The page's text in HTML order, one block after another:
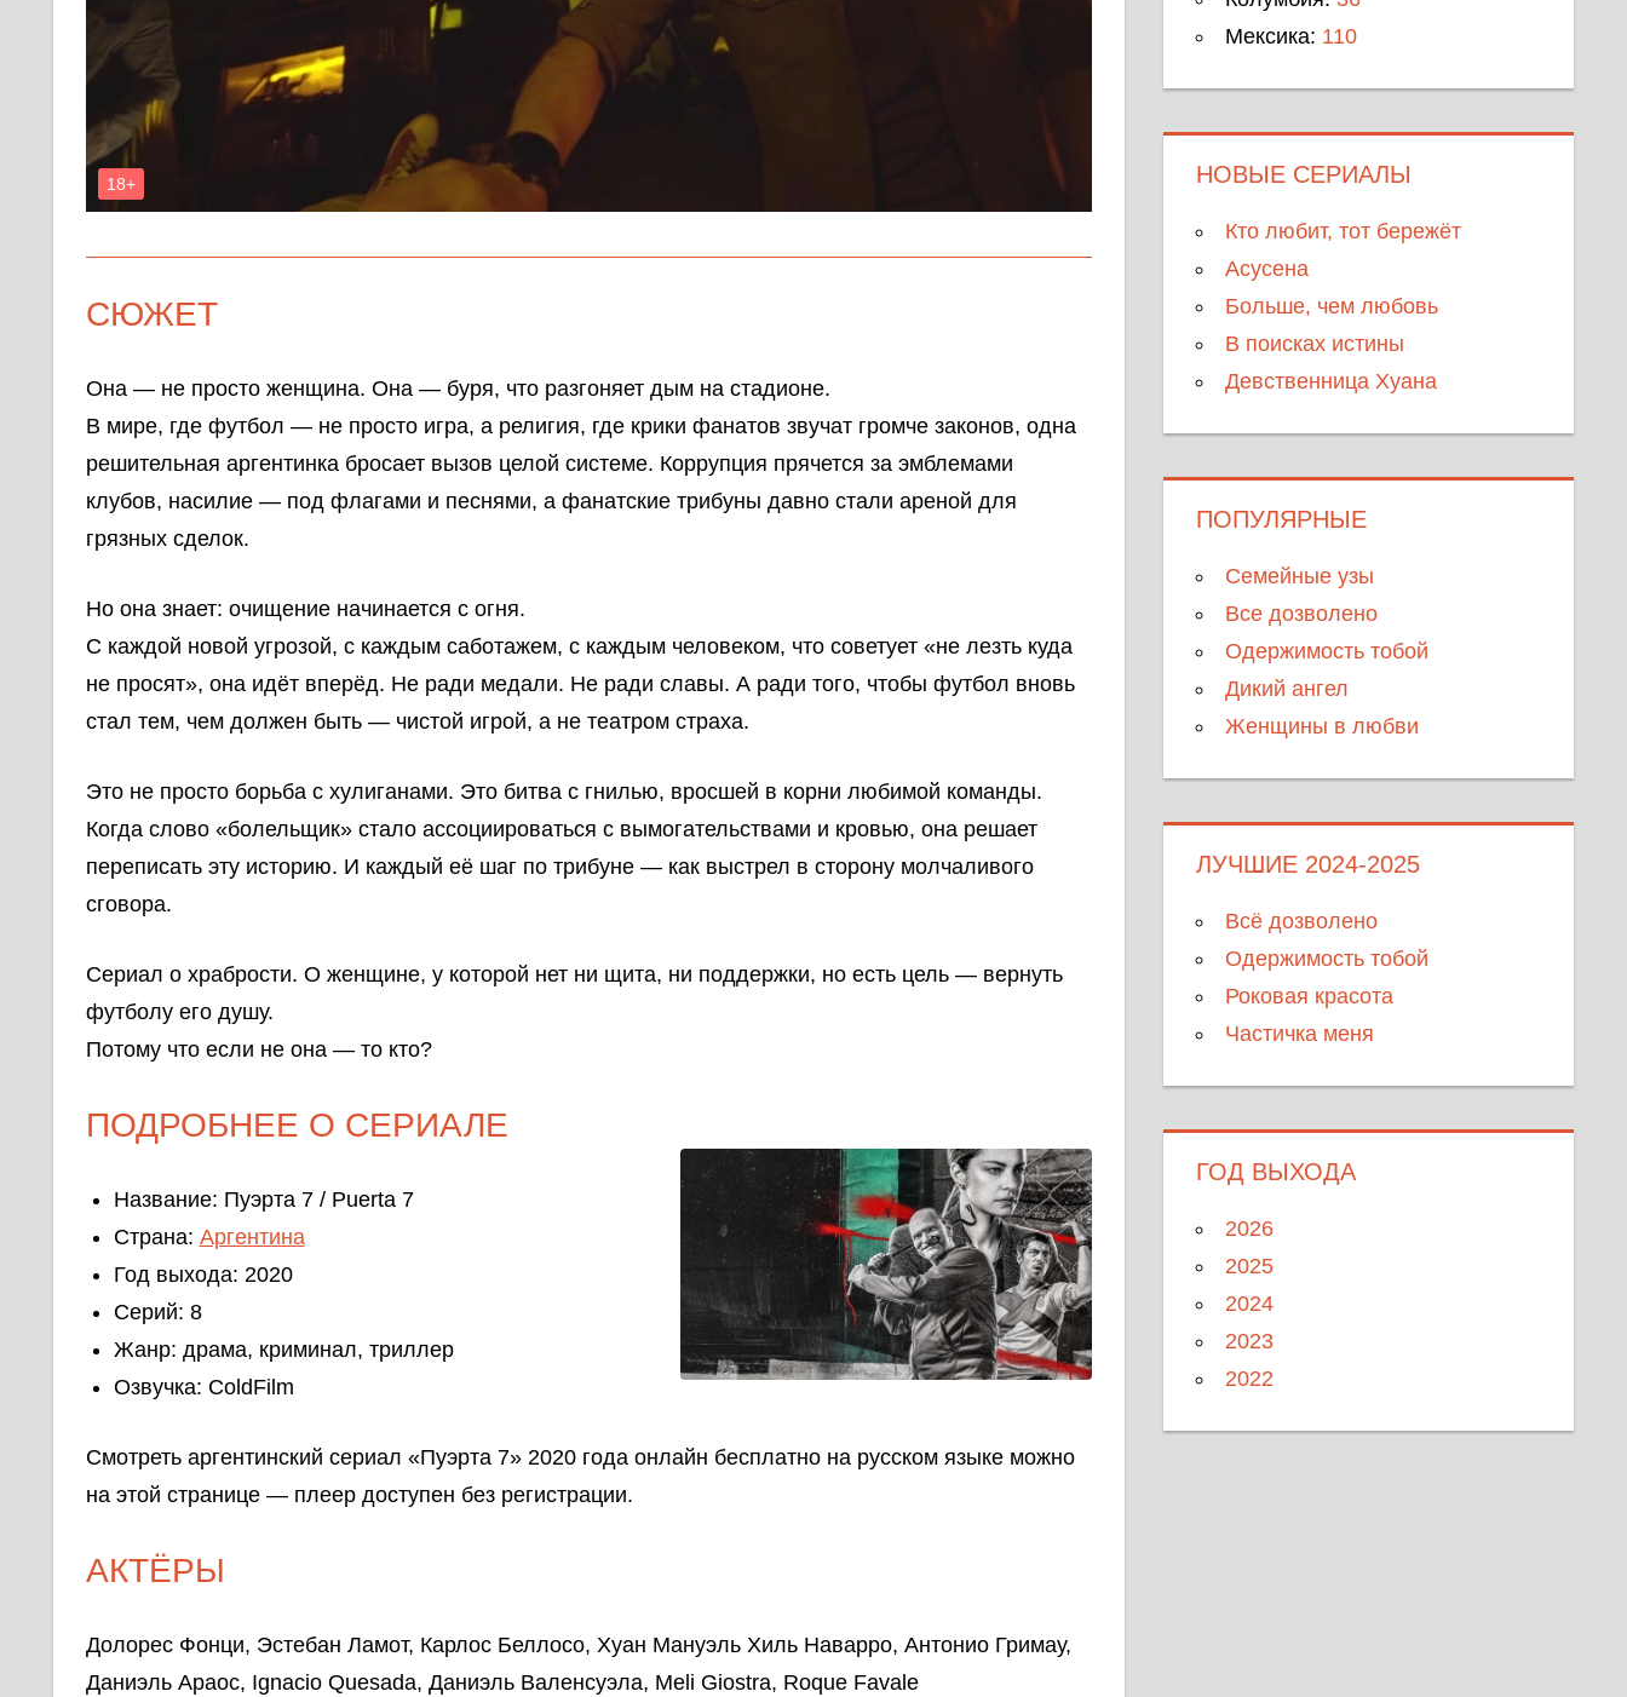
СЮЖЕТ
Она — не просто женщина. Она — буря, что разгоняет дым на стадионе.
В мире, где футбол — не просто игра, а религия, где крики фанатов звучат громче законов, одна
решительная аргентинка бросает вызов целой системе. Коррупция прячется за эмблемами
клубов, насилие — под флагами и песнями, а фанатские трибуны давно стали ареной для
грязных сделок.
Но она знает: очищение начинается с огня.
С каждой новой угрозой, с каждым саботажем, с каждым человеком, что советует «не лезть куда
не просят», она идёт вперёд. Не ради медали. Не ради славы. А ради того, чтобы футбол вновь
стал тем, чем должен быть — чистой игрой, а не театром страха.
Это не просто борьба с хулиганами. Это битва с гнилью, вросшей в корни любимой команды.
Когда слово «болельщик» стало ассоциироваться с вымогательствами и кровью, она решает
переписать эту историю. И каждый её шаг по трибуне — как выстрел в сторону молчаливого
сговора.
Сериал о храбрости. О женщине, у которой нет ни щита, ни поддержки, но есть цель — вернуть
футболу его душу.
Потому что если не она — то кто?
ПОДРОБНЕЕ О СЕРИАЛЕ
Название: Пуэрта 7 / Puerta 7
Страна: Аргентина
Год выхода: 2020
Серий: 8
Жанр: драма, криминал, триллер
Озвучка: ColdFilm
Смотреть аргентинский сериал «Пуэрта 7» 2020 года онлайн бесплатно на русском языке можно
на этой странице — плеер доступен без регистрации.
АКТЁРЫ
Долорес Фонци, Эстебан Ламот, Карлос Беллосо, Хуан Мануэль Хиль Наварро, Антонио Гримау,
Даниэль Араос, Ignacio Quesada, Даниэль Валенсуэла, Meli Giostra, Roque Favale
Мексика: 110
НОВЫЕ СЕРИАЛЫ
Кто любит, тот бережёт
Асусена
Больше, чем любовь
В поисках истины
Девственница Хуана
ПОПУЛЯРНЫЕ
Семейные узы
Все дозволено
Одержимость тобой
Дикий ангел
Женщины в любви
ЛУЧШИЕ 2024-2025
Всё дозволено
Одержимость тобой
Роковая красота
Частичка меня
ГОД ВЫХОДА
2026
2025
2024
2023
2022